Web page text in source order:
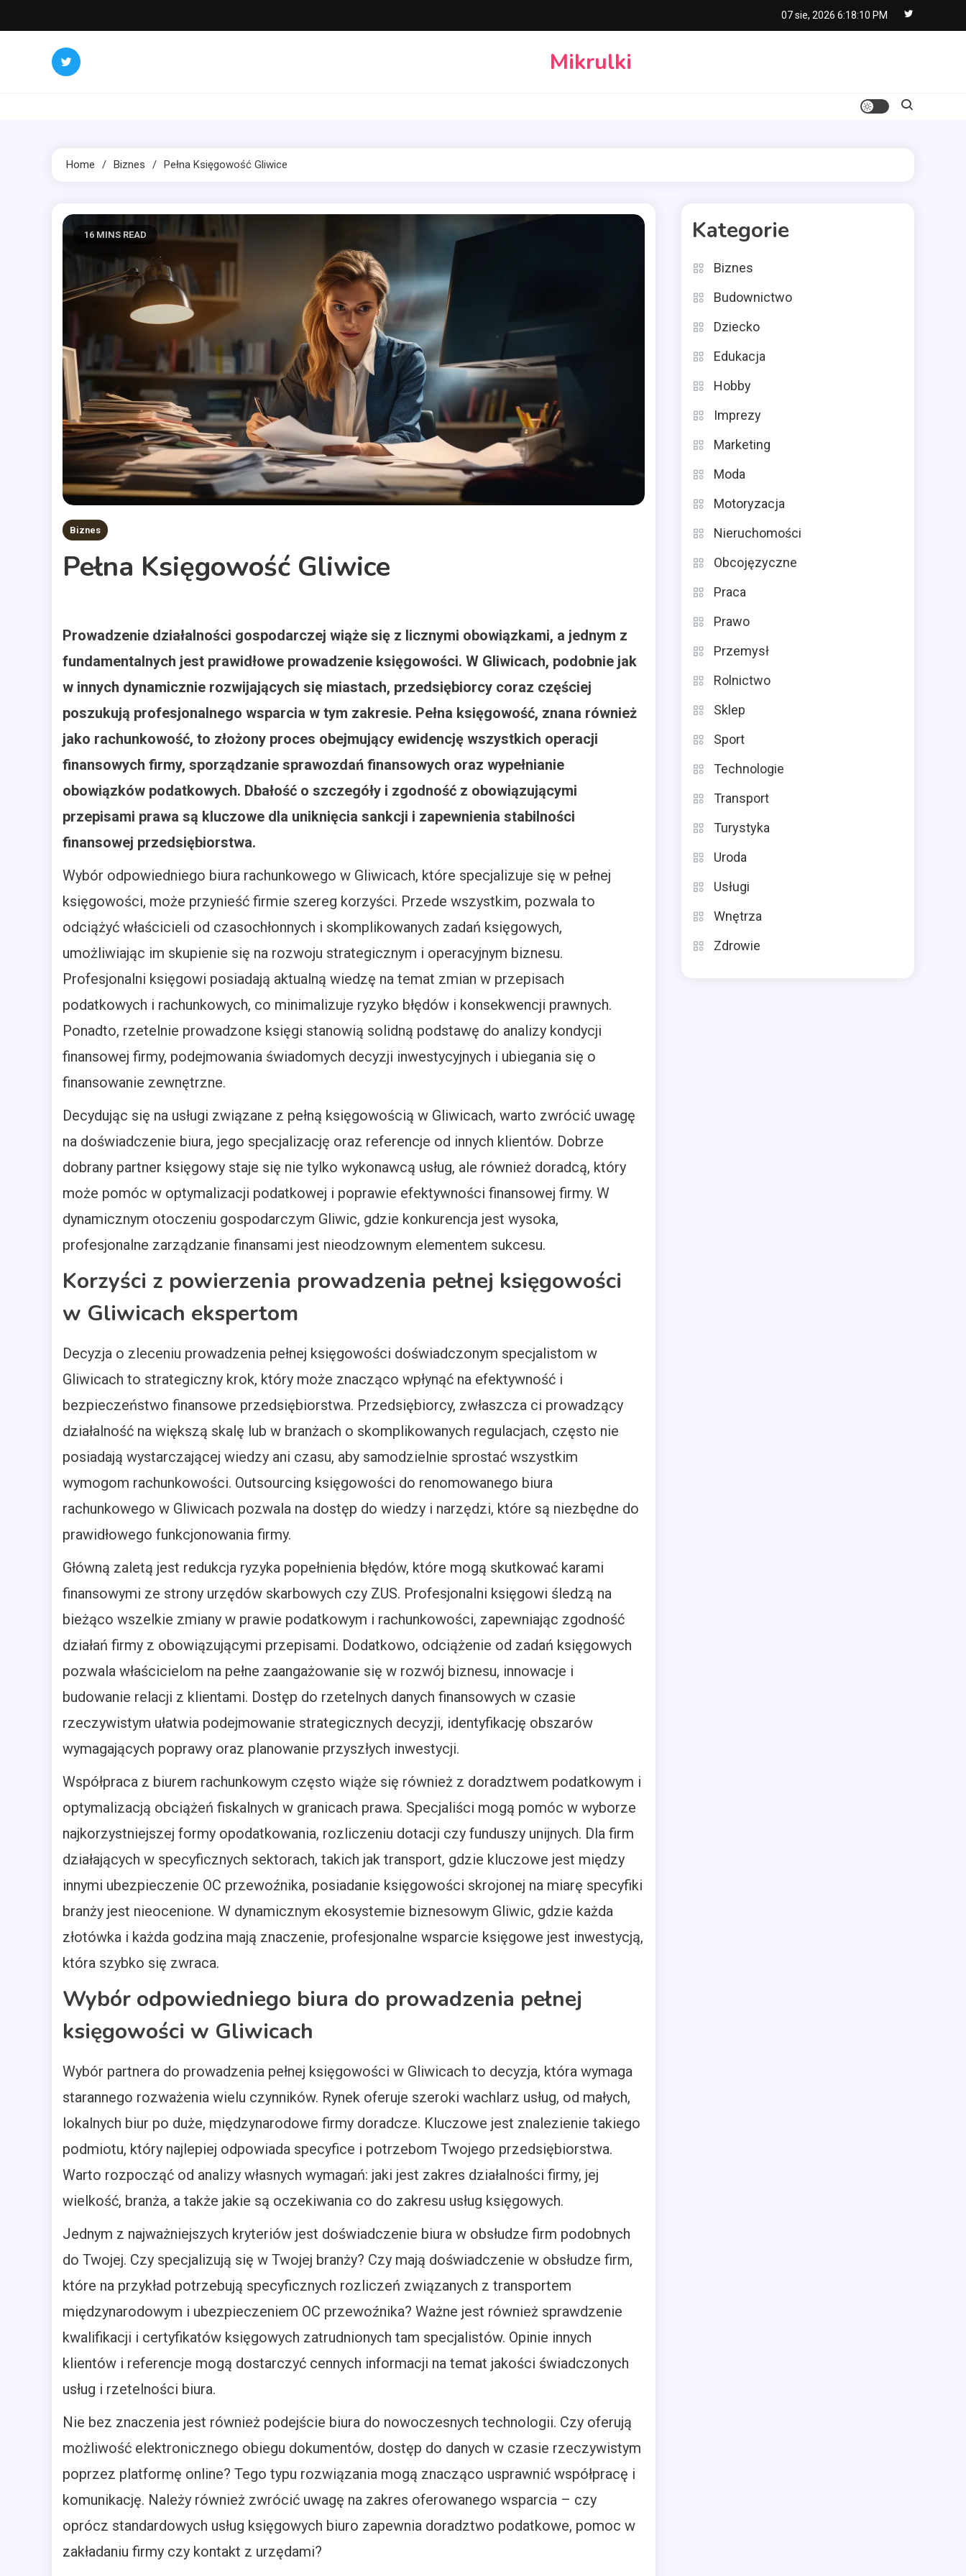
to
07 sie, 2026 6:18:11 PM
Mikrulki
Home Biznes Pełna Księgowość Gliwice
16 MINS READ
Biznes
Pełna Księgowość Gliwice
Prowadzenie działalności gospodarczej wiąże się z licznymi obowiązkami, a jednym z
fundamentalnych jest prawidłowe prowadzenie księgowości. W Gliwicach, podobnie jak
w innych dynamicznie rozwijających się miastach, przedsiębiorcy coraz częściej
poszukują profesjonalnego wsparcia w tym zakresie. Pełna księgowość, znana również
jako rachunkowość, to złożony proces obejmujący ewidencję wszystkich operacji
finansowych firmy, sporządzanie sprawozdań finansowych oraz wypełnianie
obowiązków podatkowych. Dbałość o szczegóły i zgodność z obowiązującymi
przepisami prawa są kluczowe dla uniknięcia sankcji i zapewnienia stabilności
finansowej przedsiębiorstwa.
Wybór odpowiedniego biura rachunkowego w Gliwicach, które specjalizuje się w pełnej
księgowości, może przynieść firmie szereg korzyści. Przede wszystkim, pozwala to
odciążyć właścicieli od czasochłonnych i skomplikowanych zadań księgowych,
umożliwiając im skupienie się na rozwoju strategicznym i operacyjnym biznesu.
Profesjonalni księgowi posiadają aktualną wiedzę na temat zmian w przepisach
podatkowych i rachunkowych, co minimalizuje ryzyko błędów i konsekwencji prawnych.
Ponadto, rzetelnie prowadzone księgi stanowią solidną podstawę do analizy kondycji
finansowej firmy, podejmowania świadomych decyzji inwestycyjnych i ubiegania się o
finansowanie zewnętrzne.
Decydując się na usługi związane z pełną księgowością w Gliwicach, warto zwrócić uwagę
na doświadczenie biura, jego specjalizację oraz referencje od innych klientów. Dobrze
dobrany partner księgowy staje się nie tylko wykonawcą usług, ale również doradcą, który
może pomóc w optymalizacji podatkowej i poprawie efektywności finansowej firmy. W
dynamicznym otoczeniu gospodarczym Gliwic, gdzie konkurencja jest wysoka,
profesjonalne zarządzanie finansami jest nieodzownym elementem sukcesu.
Korzyści z powierzenia prowadzenia pełnej księgowości
w Gliwicach ekspertom
Decyzja o zleceniu prowadzenia pełnej księgowości doświadczonym specjalistom w
Gliwicach to strategiczny krok, który może znacząco wpłynąć na efektywność i
bezpieczeństwo finansowe przedsiębiorstwa. Przedsiębiorcy, zwłaszcza ci prowadzący
działalność na większą skalę lub w branżach o skomplikowanych regulacjach, często nie
posiadają wystarczającej wiedzy ani czasu, aby samodzielnie sprostać wszystkim
wymogom rachunkowości. Outsourcing księgowości do renomowanego biura
rachunkowego w Gliwicach pozwala na dostęp do wiedzy i narzędzi, które są niezbędne do
prawidłowego funkcjonowania firmy.
Główną zaletą jest redukcja ryzyka popełnienia błędów, które mogą skutkować karami
finansowymi ze strony urzędów skarbowych czy ZUS. Profesjonalni księgowi śledzą na
bieżąco wszelkie zmiany w prawie podatkowym i rachunkowości, zapewniając zgodność
działań firmy z obowiązującymi przepisami. Dodatkowo, odciążenie od zadań księgowych
pozwala właścicielom na pełne zaangażowanie się w rozwój biznesu, innowacje i
budowanie relacji z klientami. Dostęp do rzetelnych danych finansowych w czasie
rzeczywistym ułatwia podejmowanie strategicznych decyzji, identyfikację obszarów
wymagających poprawy oraz planowanie przyszłych inwestycji.
Współpraca z biurem rachunkowym często wiąże się również z doradztwem podatkowym i
optymalizacją obciążeń fiskalnych w granicach prawa. Specjaliści mogą pomóc w wyborze
najkorzystniejszej formy opodatkowania, rozliczeniu dotacji czy funduszy unijnych. Dla firm
działających w specyficznych sektorach, takich jak transport, gdzie kluczowe jest między
innymi ubezpieczenie OC przewoźnika, posiadanie księgowości skrojonej na miarę specyfiki
branży jest nieocenione. W dynamicznym ekosystemie biznesowym Gliwic, gdzie każda
złotówka i każda godzina mają znaczenie, profesjonalne wsparcie księgowe jest inwestycją,
która szybko się zwraca.
Wybór odpowiedniego biura do prowadzenia pełnej
księgowości w Gliwicach
Wybór partnera do prowadzenia pełnej księgowości w Gliwicach to decyzja, która wymaga
starannego rozważenia wielu czynników. Rynek oferuje szeroki wachlarz usług, od małych,
lokalnych biur po duże, międzynarodowe firmy doradcze. Kluczowe jest znalezienie takiego
podmiotu, który najlepiej odpowiada specyfice i potrzebom Twojego przedsiębiorstwa.
Warto rozpocząć od analizy własnych wymagań: jaki jest zakres działalności firmy, jej
wielkość, branża, a także jakie są oczekiwania co do zakresu usług księgowych.
Jednym z najważniejszych kryteriów jest doświadczenie biura w obsłudze firm podobnych
do Twojej. Czy specjalizują się w Twojej branży? Czy mają doświadczenie w obsłudze firm,
które na przykład potrzebują specyficznych rozliczeń związanych z transportem
międzynarodowym i ubezpieczeniem OC przewoźnika? Ważne jest również sprawdzenie
kwalifikacji i certyfikatów księgowych zatrudnionych tam specjalistów. Opinie innych
klientów i referencje mogą dostarczyć cennych informacji na temat jakości świadczonych
usług i rzetelności biura.
Nie bez znaczenia jest również podejście biura do nowoczesnych technologii. Czy oferują
możliwość elektronicznego obiegu dokumentów, dostęp do danych w czasie rzeczywistym
poprzez platformę online? Tego typu rozwiązania mogą znacząco usprawnić współpracę i
komunikację. Należy również zwrócić uwagę na zakres oferowanego wsparcia – czy
oprócz standardowych usług księgowych biuro zapewnia doradztwo podatkowe, pomoc w
zakładaniu firmy czy kontakt z urzędami?
Kategorie
Biznes
Budownictwo
Dziecko
Edukacja
Hobby
Imprezy
Marketing
Moda
Motoryzacja
Nieruchomości
Obcojęzyczne
Praca
Prawo
Przemysł
Rolnictwo
Sklep
Sport
Technologie
Transport
Turystyka
Uroda
Usługi
Wnętrza
Zdrowie